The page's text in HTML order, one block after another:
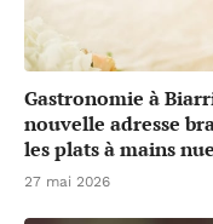
Gastronomie à
nouvelle adresse
les plats à mains
27 mai 2026